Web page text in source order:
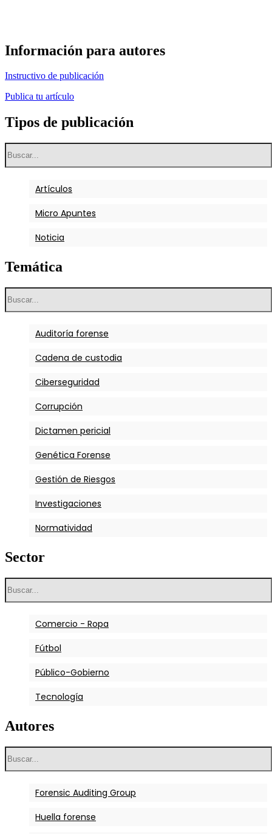
Información para autores
Instructivo de publicación
Publica tu artículo
Tipos de publicación
Artículos
Micro Apuntes
Noticia
Temática
Auditoría forense
Cadena de custodia
Ciberseguridad
Corrupción
Dictamen pericial
Genética Forense
Gestión de Riesgos
Investigaciones
Normatividad
Peritos
Sistema Judicial
Tipología de Fraude
Sector
Comercio - Ropa
Fútbol
Público-Gobierno
Tecnología
Autores
Forensic Auditing Group
Huella forense